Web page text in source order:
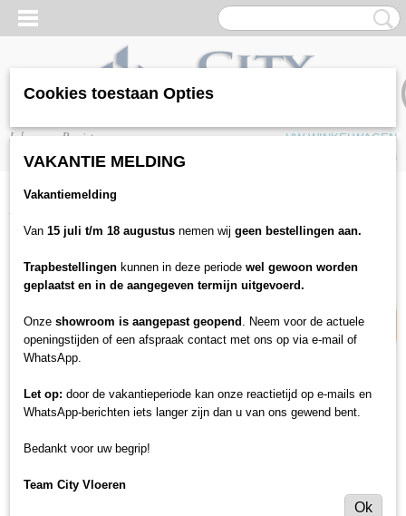
Inloggen Registreren
UW WINKELWAGEN
(0)
Home
17% korting
Cookies toestaan Opties
VAKANTIE MELDING
Vakantiemelding
Van 15 juli t/m 18 augustus nemen wij geen bestellingen aan.
Trapbestellingen kunnen in deze periode wel gewoon worden
geplaatst en in de aangegeven termijn uitgevoerd.
Onze showroom is aangepast geopend . Neem voor de actuele
openingstijden of een afspraak contact met ons op via e-mail of
WhatsApp.
Let op: door de vakantieperiode kan onze reactietijd op e-mails en
WhatsApp-berichten iets langer zijn dan u van ons gewend bent.
Bedankt voor uw begrip!
Team City Vloeren
Ok